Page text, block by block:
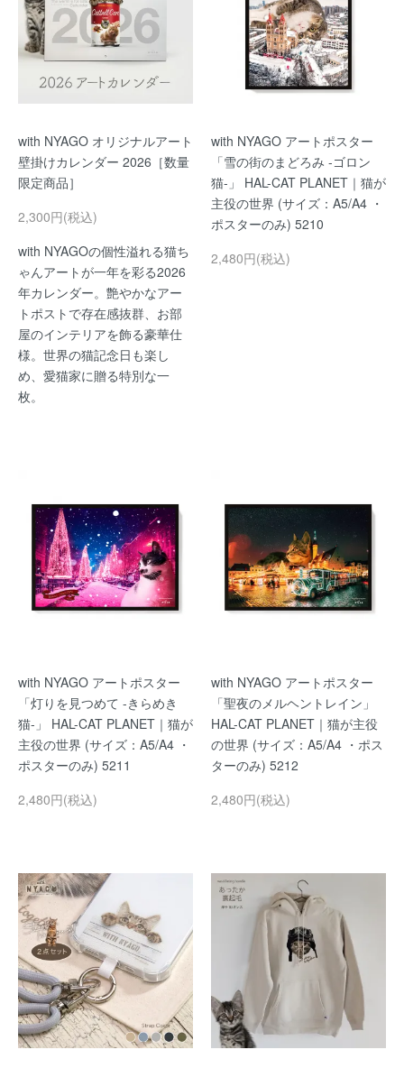
with NYAGO オリジナルアート
壁掛けカレンダー 2026［数量
限定商品］
2,300円(税込)
with NYAGOの個性溢れる猫ち
ゃんアートが一年を彩る2026
年カレンダー。艶やかなアー
トポストで存在感抜群、お部
屋のインテリアを飾る豪華仕
様。世界の猫記念日も楽し
め、愛猫家に贈る特別な一
枚。
with NYAGO アートポスター
「雪の街のまどろみ -ゴロン
猫-」 HAL-CAT PLANET｜猫が
主役の世界 (サイズ：A5/A4 ・
ポスターのみ) 5210
2,480円(税込)
with NYAGO アートポスター
「灯りを見つめて -きらめき
猫-」 HAL-CAT PLANET｜猫が
主役の世界 (サイズ：A5/A4 ・
ポスターのみ) 5211
2,480円(税込)
with NYAGO アートポスター
「聖夜のメルヘントレイン」
HAL-CAT PLANET｜猫が主役
の世界 (サイズ：A5/A4 ・ポス
ターのみ) 5212
2,480円(税込)